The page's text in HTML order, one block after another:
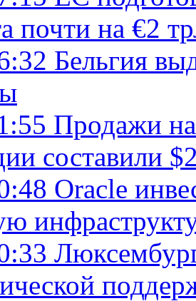
почти на €2
Бельгия
Продажи
составили
Oracle